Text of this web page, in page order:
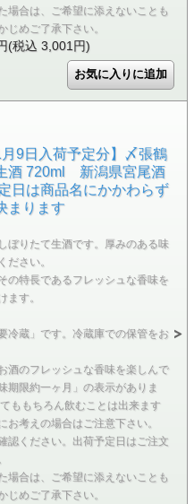
場合は、ご希望に添えないことも
じめご了承下さい。
(税込 3,001円)
月9日入荷予定分】〆張鶴
酒 720ml 新潟県宮尾酒
日は商品名にかかわらず
まります
ぼりたて生酒です。厚みのある味
ださい。
の特長であるフレッシュな香味を
ます。
冷蔵」です。冷蔵庫での保管をお
酒のフレッシュな香味を楽しんで
期限約一ヶ月」の表示がありま
ももちろん飲むことは出来ます
お考えの場合はご注意下さい。
認ください。出荷予定日はご注文
場合は、ご希望に添えないことも
じめご了承下さい。